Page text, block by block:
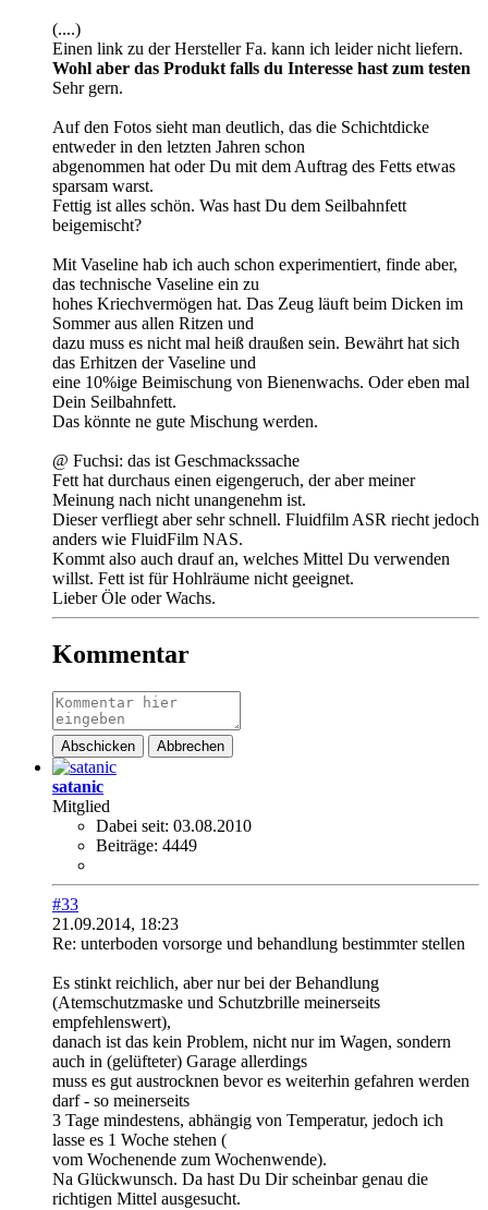
(....)
Einen link zu der Hersteller Fa. kann ich leider nicht liefern.
Wohl aber das Produkt falls du Interesse hast zum testen
Sehr gern.
Auf den Fotos sieht man deutlich, das die Schichtdicke
entweder in den letzten Jahren schon
abgenommen hat oder Du mit dem Auftrag des Fetts etwas
sparsam warst.
Fettig ist alles schön. Was hast Du dem Seilbahnfett
beigemischt?
Mit Vaseline hab ich auch schon experimentiert, finde aber,
das technische Vaseline ein zu
hohes Kriechvermögen hat. Das Zeug läuft beim Dicken im
Sommer aus allen Ritzen und
dazu muss es nicht mal heiß draußen sein. Bewährt hat sich
das Erhitzen der Vaseline und
eine 10%ige Beimischung von Bienenwachs. Oder eben mal
Dein Seilbahnfett.
Das könnte ne gute Mischung werden.
@ Fuchsi: das ist Geschmackssache
Fett hat durchaus einen eigengeruch, der aber meiner
Meinung nach nicht unangenehm ist.
Dieser verfliegt aber sehr schnell. Fluidfilm ASR riecht jedoch
anders wie FluidFilm NAS.
Kommt also auch drauf an, welches Mittel Du verwenden
willst. Fett ist für Hohlräume nicht geeignet.
Lieber Öle oder Wachs.
Kommentar
Abschicken Abbrechen
satanic
Mitglied
Dabei seit: 03.08.2010
Beiträge: 4449
#33
21.09.2014, 18:23
Re: unterboden vorsorge und behandlung bestimmter stellen
Es stinkt reichlich, aber nur bei der Behandlung
(Atemschutzmaske und Schutzbrille meinerseits
empfehlenswert),
danach ist das kein Problem, nicht nur im Wagen, sondern
auch in (gelüfteter) Garage allerdings
muss es gut austrocknen bevor es weiterhin gefahren werden
darf - so meinerseits
3 Tage mindestens, abhängig von Temperatur, jedoch ich
lasse es 1 Woche stehen (
vom Wochenende zum Wochenwende).
Na Glückwunsch. Da hast Du Dir scheinbar genau die
richtigen Mittel ausgesucht.